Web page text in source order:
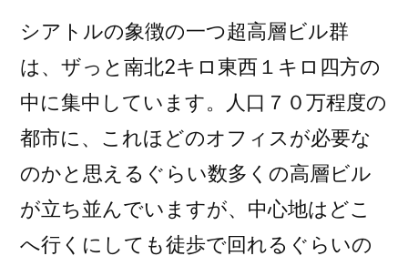
シアトルの象徴の一つ超高層ビル群
は、ザっと南北2キロ東西１キロ四方の
中に集中しています。人口７０万程度の
都市に、これほどのオフィスが必要な
のかと思えるぐらい数多くの高層ビル
が立ち並んでいますが、中心地はどこ
へ行くにしても徒歩で回れるぐらいの